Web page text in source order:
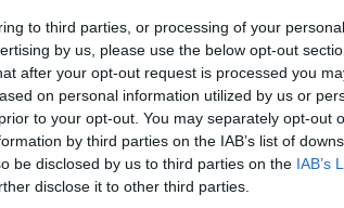
to third parties, or processing of your
by us, please use the below opt-out
after your opt-out request is processed you
on personal information utilized by us or
to your opt-out. You may separately opt-out
by third parties on the IAB’s list of
be disclosed by us to third parties on the IAB’s
disclose it to other third parties.